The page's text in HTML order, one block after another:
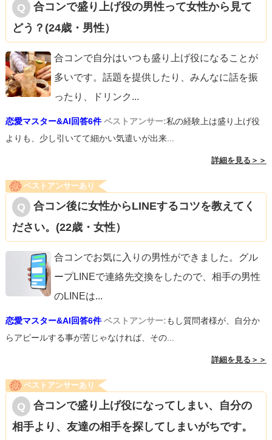
合コンで盛り上げ役の男性って女性から見て
どう？(24歳・男性）
合コンで自分はいつも盛り上げ役になることが
多いです。話題を提供したり、みんなに話を振
ったり、ドリンク ...
恋愛マスター&AI回答6件 ベストアンサー:私の経験上は盛り上げ役
よりも、少し引いてて細かい気遣いが出来...
詳細を見る＞＞
ベストアンサーあり
合コン後に女性からLINEするコツを教えてく
ださい。(22歳・女性）
合コンでお気に入りの男性ができました。グル
ープLINEで連絡先交換をしたので、相手の男性
のLINEは...
恋愛マスター&AI回答6件 ベストアンサー:もし質問者様が、自分か
らアピールする事が苦じゃなければ、その...
詳細を見る＞＞
ベストアンサーあり
合コンで盛り上げ役になってしまい、自分の
相手より、友達の相手を探してしまいがちです。